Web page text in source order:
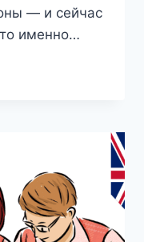
— и сейчас
именно…